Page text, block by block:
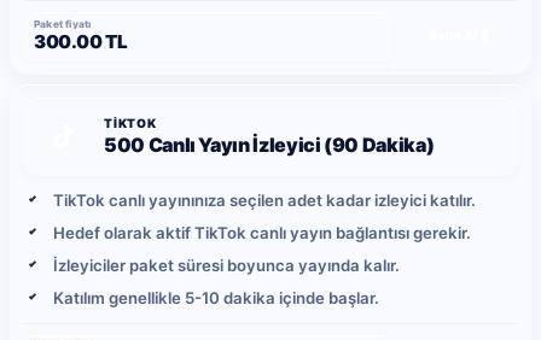
Paket fiyatı
300.00 TL
TIKTOK
500 Canlı Yayın İzleyici (90 Dakika)
TikTok canlı yayınınıza seçilen adet kadar izleyici katılır.
Hedef olarak aktif TikTok canlı yayın bağlantısı gerekir.
İzleyiciler paket süresi boyunca yayında kalır.
Katılım genellikle 5-10 dakika içinde başlar.